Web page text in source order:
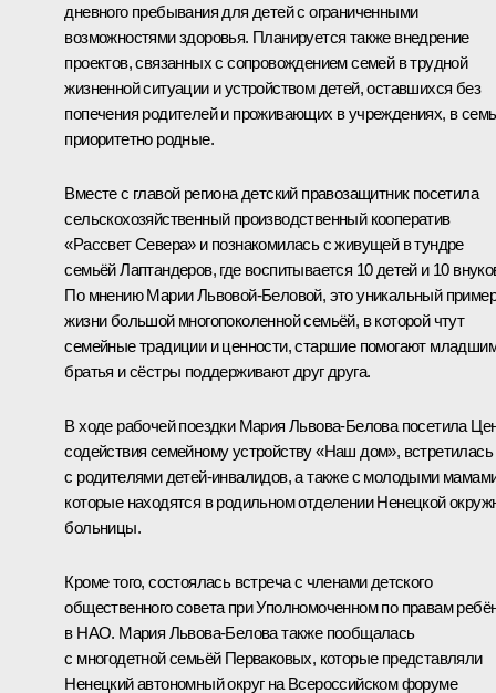
дневного пребывания для детей с ограниченными
возможностями здоровья. Планируется также внедрение
проектов, связанных с сопровождением семей в трудной
жизненной ситуации и устройством детей, оставшихся без
попечения родителей и проживающих в учреждениях, в
приоритетно родные.
Вместе с главой региона детский правозащитник посетила
сельскохозяйственный производственный кооператив
«Рассвет Севера» и познакомилась с живущей в тундре
семьёй Лаптандеров, где воспитывается 10 детей и 10
По мнению Марии Львовой-Беловой, это уникальный пример
жизни большой многопоколенной семьёй, в которой чтут
семейные традиции и ценности, старшие помогают
братья и сёстры поддерживают друг друга.
В ходе рабочей поездки Мария Львова-Беловапосетила
содействия семейному устройству «Наш дом», встретилась
с родителями детей-инвалидов, а также с молодыми
которые находятся в родильном отделении Ненецкой
больницы.
Кроме того, состоялась встреча с членами детского
общественного совета при Уполномоченном по правам
в НАО. Мария Львова-Белова также пообщалась
с многодетной семьёй Перваковых, которые представляли
Ненецкий автономный округ на Всероссийском форуме